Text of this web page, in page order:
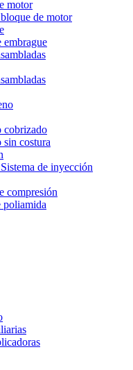
motor
de motor
embrague
cobrizado
sin costura
de inyección
compresión
poliamida